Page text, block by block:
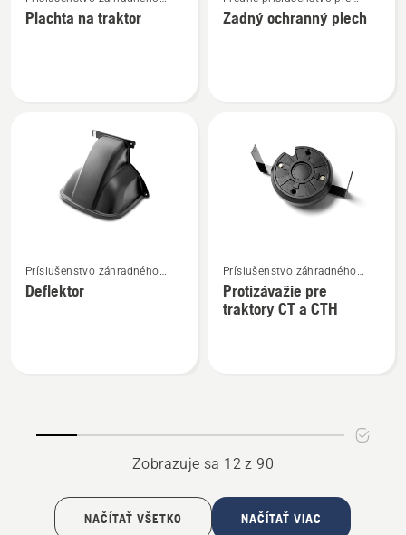
podrobností
traktora
Plachta na traktor
podrobností
kosačky so sediacou
obsluhou
Zadný ochranný plech
viac
podrobností
Príslušenstvo záhradného
traktora
Deflektor
viac
podrobností
Príslušenstvo záhradného
traktora
Protizávažie pre
traktory CT a CTH
Zobrazuje sa 12 z 90
NAČÍTAŤ VŠETKO NAČÍTAŤ VIAC